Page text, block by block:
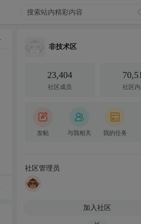
非技术区
23,404
社区成员 社区
发帖 与我相关 我的任务
社区管理员
加入社区